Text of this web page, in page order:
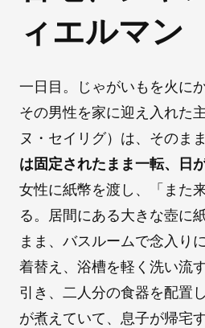
ィエルマン
一日目。じゃがいもを火に
その男性を家に迎え入れた
ヌ・セイリグ）は、そのま
は固定されたまま一転、日
女性に紙幣を渡し、「また
る。居間にある大きな壺に
まま、バスルームで念入り
着替え、浴槽を軽く洗い流
引き、二人分の食器を配置
が煮えていて、息子が帰宅